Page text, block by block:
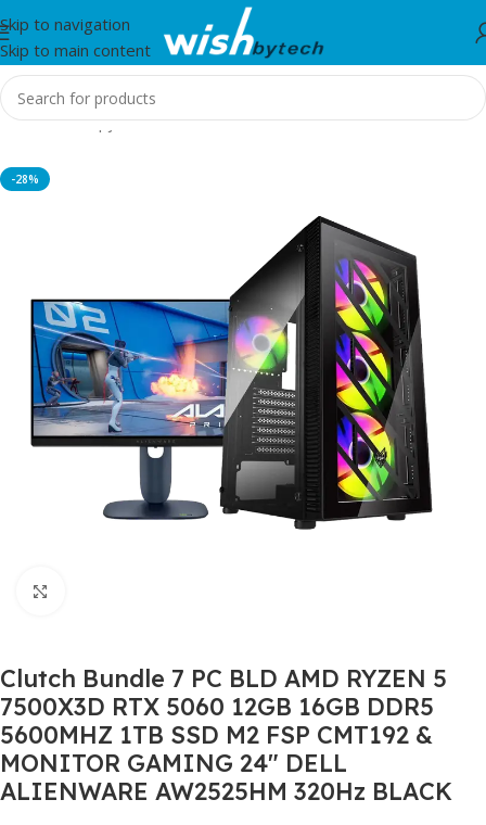
Skip to navigation
Skip to main content
Home/Kompjuter
-28%
Clutch Bundle 7 PC BLD AMD RYZEN 5
7500X3D RTX 5060 12GB 16GB DDR5
5600MHZ 1TB SSD M2 FSP CMT192 &
MONITOR GAMING 24″ DELL
ALIENWARE AW2525HM 320Hz BLACK